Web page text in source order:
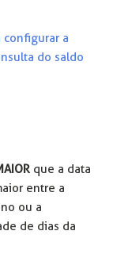
configurar a
do saldo
que a data
entre a
ou a
de dias da